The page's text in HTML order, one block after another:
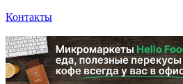
Контакты